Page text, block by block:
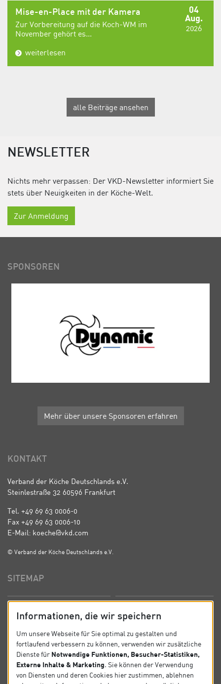
04
Aug.
2026
Mise-en-Place mit der Kamera
Zur Vorbereitung auf die Koch-WM im
November gehört es...
weiterlesen
alle Beiträge ansehen
NEWSLETTER
Nichts mehr verpassen: Der VKD-Newsletter informiert Sie
stets über Neuigkeiten in der Köche-Welt.
Zur Anmeldung
SPONSOREN
Mehr über unsere Sponsoren erfahren
KONTAKT
Verband der Köche Deutschlands e.V.
Steinlestraße 32 60596 Frankfurt
Tel. +49 69 63 0006-0
Fax +49 69 63 0006-10
E-Mail: koeche@vkd.com
© Verband der Köche Deutschlands e.V.
SITEMAP
News Kontakt
Datenschutz Impressum
Informationen, die wir speichern
Um unsere Webseite für Sie optimal zu gestalten und
fortlaufend verbessern zu können, verwenden wir zusätzliche
Dienste für Notwendige Funktionen, Besucher-Statistiken,
Externe Inhalte & Marketing. Sie können der Verwendung
von Diensten und deren Cookies hier zustimmen, ablehnen